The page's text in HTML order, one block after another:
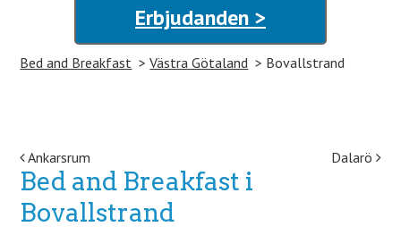
Erbjudanden >
Bed and Breakfast Västra Götaland Bovallstrand
Post navigation
Ankarsrum Dalarö
Bed and Breakfast i
Bovallstrand